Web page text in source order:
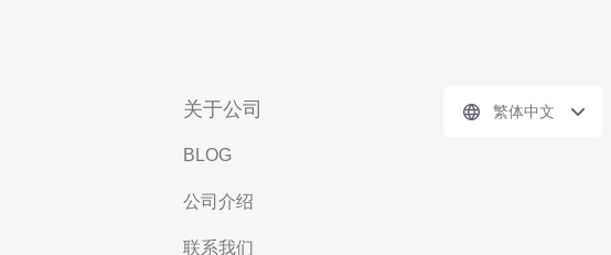
关于公司
BLOG
公司介绍
联系我们
繁体中文